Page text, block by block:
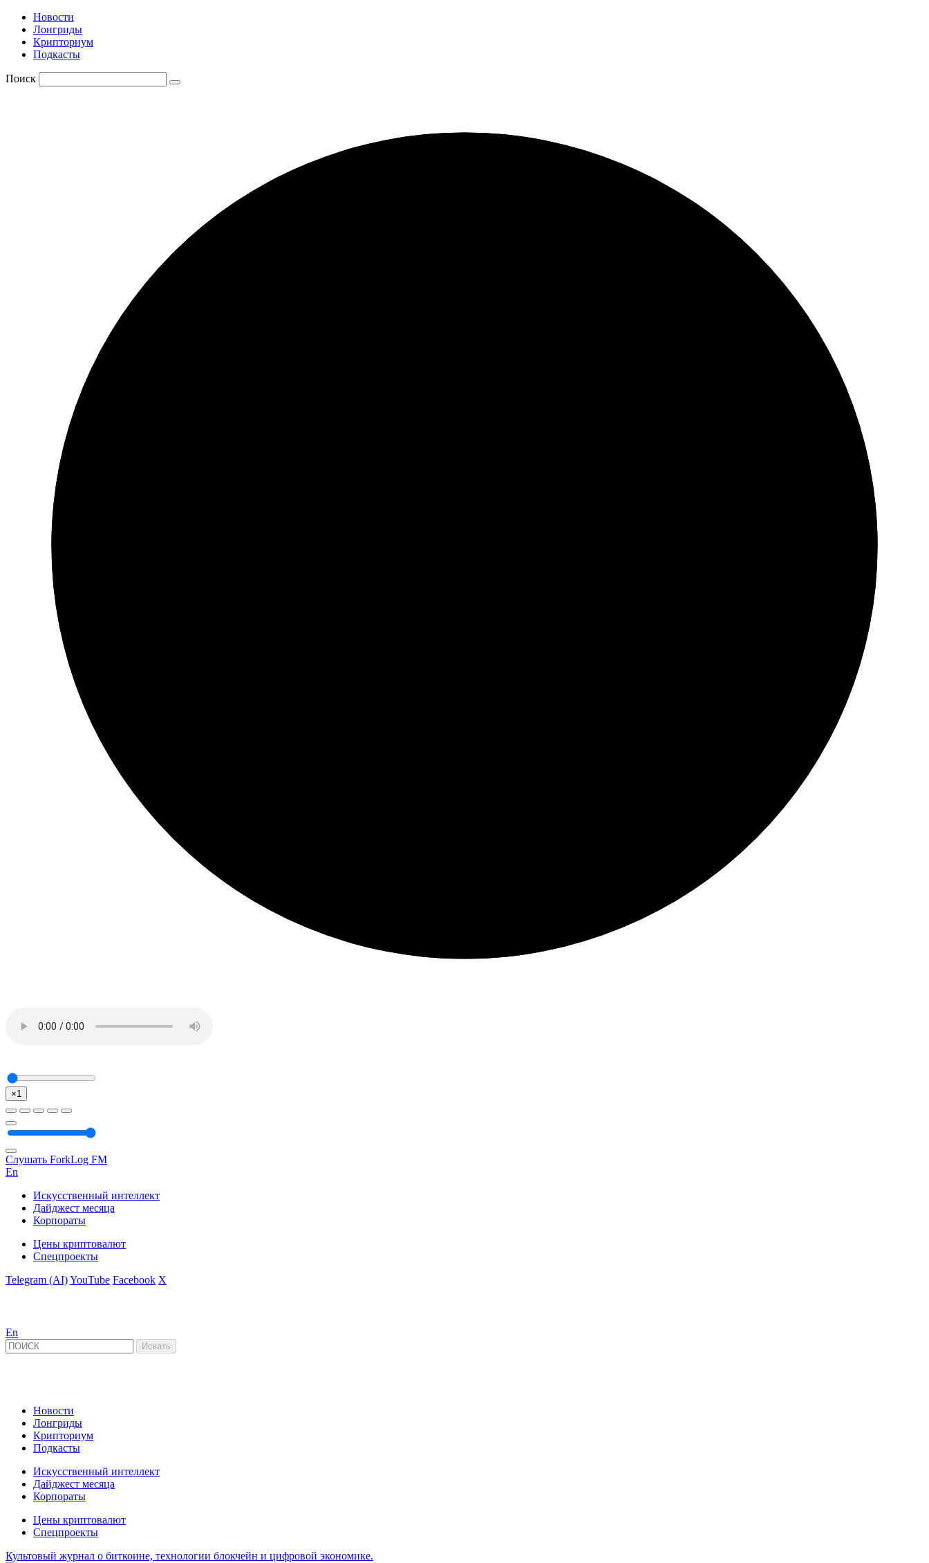
Новости
Лонгриды
Крипториум
Подкасты
Поиск
×1
Слушать ForkLog FM
En
Искусственный интеллект
Дайджест месяца
Корпораты
Цены криптовалют
Спецпроекты
Telegram (AI)YouTube Facebook X
En
Новости
Лонгриды
Крипториум
Подкасты
Искусственный интеллект
Дайджест месяца
Корпораты
Цены криптовалют
Спецпроекты
Культовый журнал о биткоине, технологии блокчейн и цифровой экономике.